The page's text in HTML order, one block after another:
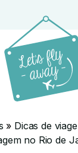
» Dicas de
no Rio de